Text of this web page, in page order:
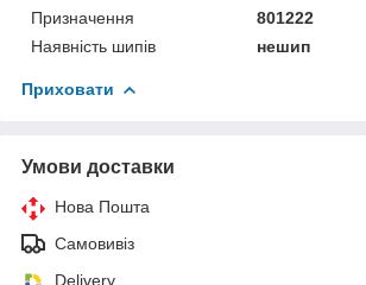
Призначення
801222
Наявність шипів
нешип
Приховати
Умови доставки
Нова Пошта
Самовивіз
Delivery